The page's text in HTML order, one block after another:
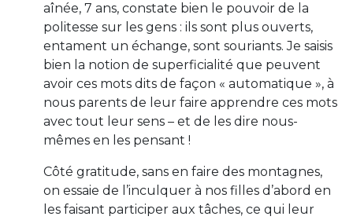
aînée, 7 ans, constate bien le pouvoir de la
politesse sur les gens : ils sont plus ouverts,
entament un échange, sont souriants. Je saisis
bien la notion de superficialité que peuvent
avoir ces mots dits de façon « automatique », à
nous parents de leur faire apprendre ces mots
avec tout leur sens – et de les dire nous-
mêmes en les pensant !
Côté gratitude, sans en faire des montagnes,
on essaie de l’inculquer à nos filles d’abord en
les faisant participer aux tâches, ce qui leur